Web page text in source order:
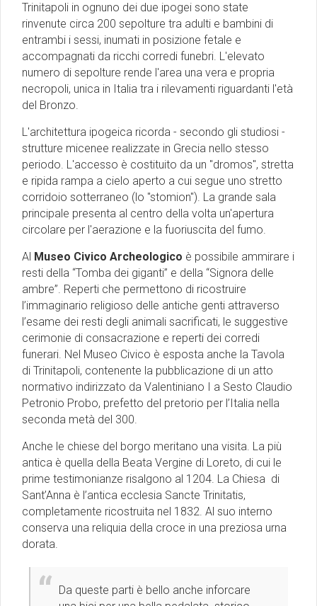
Trinitapoli in ognuno dei due ipogei sono state
rinvenute circa 200 sepolture tra adulti e bambini di
entrambi i sessi, inumati in posizione fetale e
accompagnati da ricchi corredi funebri. L'elevato
numero di sepolture rende l'area una vera e propria
necropoli, unica in Italia tra i rilevamenti riguardanti l'età
del Bronzo.
L'architettura ipogeica ricorda - secondo gli studiosi -
strutture micenee realizzate in Grecia nello stesso
periodo. L'accesso è costituito da un "dromos", stretta
e ripida rampa a cielo aperto a cui segue uno stretto
corridoio sotterraneo (lo "stomion"). La grande sala
principale presenta al centro della volta un'apertura
circolare per l'aerazione e la fuoriuscita del fumo.
Al Museo Civico Archeologico è possibile ammirare i
resti della “Tomba dei giganti” e della “Signora delle
ambre”. Reperti che permettono di ricostruire
l’immaginario religioso delle antiche genti attraverso
l’esame dei resti degli animali sacrificati, le suggestive
cerimonie di consacrazione e reperti dei corredi
funerari. Nel Museo Civico è esposta anche la Tavola
di Trinitapoli, contenente la pubblicazione di un atto
normativo indirizzato da Valentiniano I a Sesto Claudio
Petronio Probo, prefetto del pretorio per l’Italia nella
seconda metà del 300.
Anche le chiese del borgo meritano una visita. La più
antica è quella della Beata Vergine di Loreto, di cui le
prime testimonianze risalgono al 1204. La Chiesa di
Sant’Anna è l’antica ecclesia Sancte Trinitatis,
completamente ricostruita nel 1832. Al suo interno
conserva una reliquia della croce in una preziosa urna
dorata.
Da queste parti è bello anche inforcare